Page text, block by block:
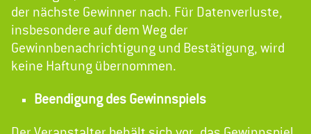
der nächste Gewinner nach. Für Datenverluste,
insbesondere auf dem Weg der
Gewinnbenachrichtigung und Bestätigung, wird
keine Haftung übernommen.
Beendigung des Gewinnspiels